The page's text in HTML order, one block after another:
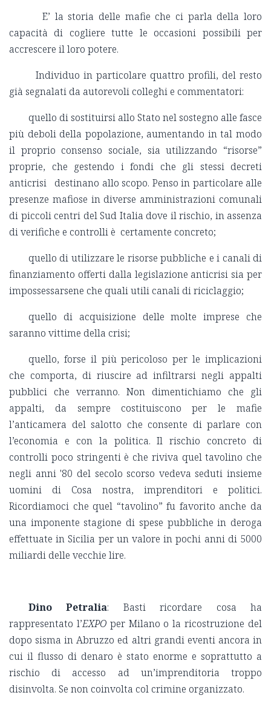
E’ la storia delle mafie che ci parla della loro
capacità di cogliere tutte le occasioni possibili per
accrescere il loro potere.
Individuo in particolare quattro profili, del resto
già segnalati da autorevoli colleghi e commentatori:
quello di sostituirsi allo Stato nel sostegno alle fasce
più deboli della popolazione, aumentando in tal modo
il proprio consenso sociale, sia utilizzando “risorse”
proprie, che gestendo i fondi che gli stessi decreti
anticrisi destinano allo scopo. Penso in particolare alle
presenze mafiose in diverse amministrazioni comunali
di piccoli centri del Sud Italia dove il rischio, in assenza
di verifiche e controlli è certamente concreto;
quello di utilizzare le risorse pubbliche e i canali di
finanziamento offerti dalla legislazione anticrisi sia per
impossessarsene che quali utili canali di riciclaggio;
quello di acquisizione delle molte imprese che
saranno vittime della crisi;
quello, forse il più pericoloso per le implicazioni
che comporta, di riuscire ad infiltrarsi negli appalti
pubblici che verranno. Non dimentichiamo che gli
appalti, da sempre costituiscono per le mafie
l’anticamera del salotto che consente di parlare con
l’economia e con la politica. Il rischio concreto di
controlli poco stringenti è che riviva quel tavolino che
negli anni '80 del secolo scorso vedeva seduti insieme
uomini di Cosa nostra, imprenditori e politici.
Ricordiamoci che quel “tavolino” fu favorito anche da
una imponente stagione di spese pubbliche in deroga
effettuate in Sicilia per un valore in pochi anni di 5000
miliardi delle vecchie lire.
Dino Petralia: Basti ricordare cosa ha
rappresentato l’EXPO per Milano o la ricostruzione del
dopo sisma in Abruzzo ed altri grandi eventi ancora in
cui il flusso di denaro è stato enorme e soprattutto a
rischio di accesso ad un’imprenditoria troppo
disinvolta. Se non coinvolta col crimine organizzato.